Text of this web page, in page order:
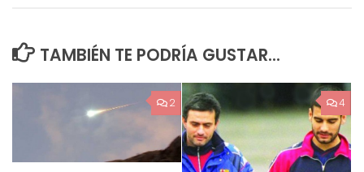
TAMBIÉN TE PODRÍA GUSTAR...
2 4